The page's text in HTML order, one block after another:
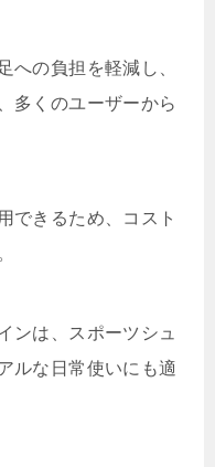
への負担を軽減し、
多くのユーザーから
できるため、コスト
ンは、スポーツシュ
ルな日常使いにも適